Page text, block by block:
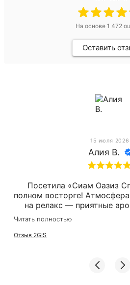
На основе 1 472
Оставить
15 июля 2026
Алия В.
Посетила «Сиам Оазиз
полном восторге!
на релакс — приятные
проработала все
массажа появилось
персонал — чувствуешь
Читать полностью
Отзыв 2GIS